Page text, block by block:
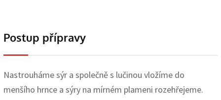
Postup přípravy
Nastrouháme sýr a společně s lučinou vložíme do
menšího hrnce a sýry na mírném plameni rozehřejeme.